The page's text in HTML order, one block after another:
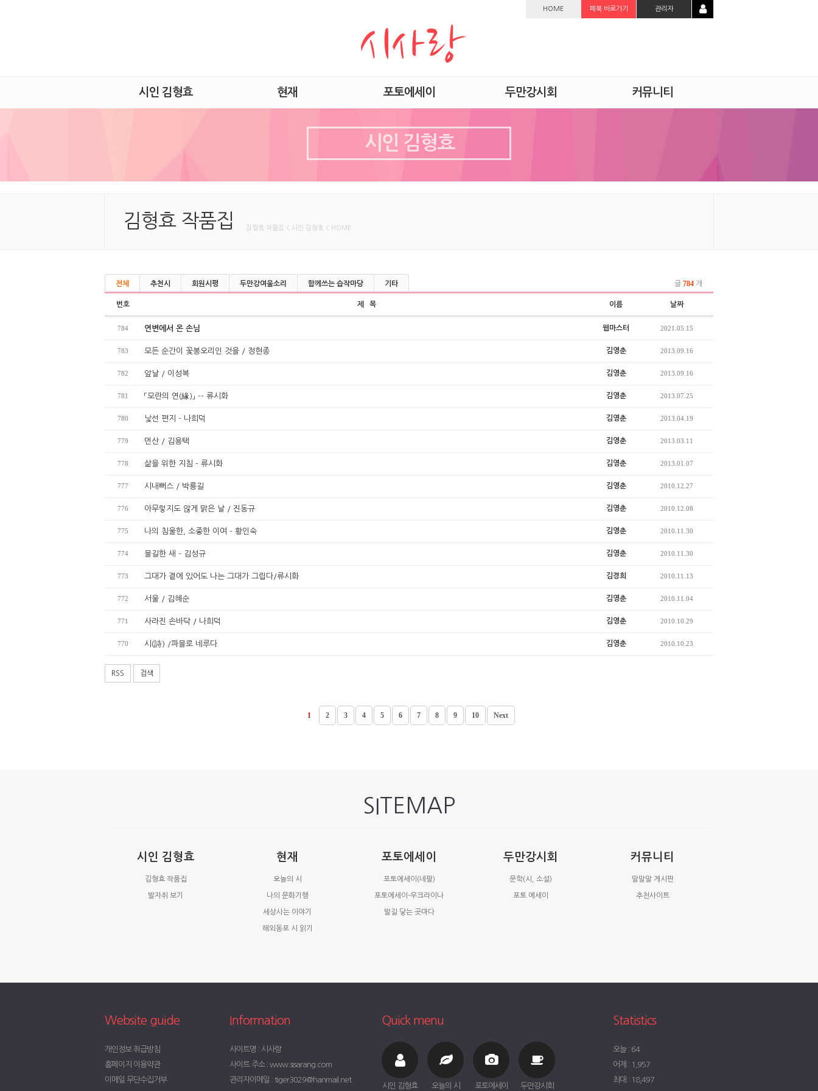
HOME 페북 바로가기 관리자
시인 김형효 현재 포토에세이 두만강시회 커뮤니티
시인 김형효
김형효 작품집 김형효 작품집 < 시인 김형효 < HOME
글 784 개
전체 추천시 회원시평 두만강여울소리 함께쓰는 습작마당 기타
번호 제 목 이름 날짜
784 연변에서 온 손님 웹마스터 2021.05.15
783 모든 순간이 꽃봉오리인 것을 / 정현종 김영춘 2013.09.16
782 앞날 / 이성복 김영춘 2013.09.16
781 「모란의 연(緣)」 -- 류시화 김영춘 2013.07.25
780 낯선 편지 - 나희덕 김영춘 2013.04.19
779 먼산 / 김용택 김영춘 2013.03.11
778 삶을 위한 지침 - 류시화 김영춘 2013.01.07
777 시내뻐스 / 박룡길 김영춘 2010.12.27
776 아무렇지도 않게 맑은 날 / 진동규 김영춘 2010.12.08
775 나의 침울한, 소중한 이여 - 황인숙 김영춘 2010.11.30
774 불길한 새 - 김성규 김영춘 2010.11.30
773 그대가 곁에 있어도 나는 그대가 그립다/류시화 김경희 2010.11.13
772 서울 / 김혜순 김영춘 2010.11.04
771 사라진 손바닥 / 나희덕 김영춘 2010.10.29
770 시(詩) /파블로 네루다 김영춘 2010.10.23
RSS 검색
1 2 3 4 5 6 7 8 9 10 Next
SITEMAP
시인 김형효
김형효 작품집
발자취 보기
현재
오늘의 시
나의 문화기행
세상사는 이야기
해외동포 시 읽기
포토에세이
포토에세이(네팔)
포토에세이-우크라이나
발길 닿는 곳마다
두만강시회
문학(시, 소설)
포토 에세이
커뮤니티
말말말 게시판
추천사이트
Website guide
개인정보 취급방침
홈페이지 이용약관
이메일 무단수집거부
Information
사이트명 : 시사랑
사이트 주소 : www.sisarang.com
관리자이메일 : tiger3029@hanmail.net
Quick menu
시인 김형효 오늘의 시 포토에세이 두만강시회
Statistics
오늘 : 64
어제 : 1,957
최대 : 18,497